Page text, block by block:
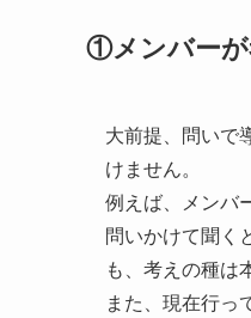
①メンバーが
大前提、問いで
けません。
例えば、メンバ
問いかけて聞く
も、考えの種は
また、現在行っ